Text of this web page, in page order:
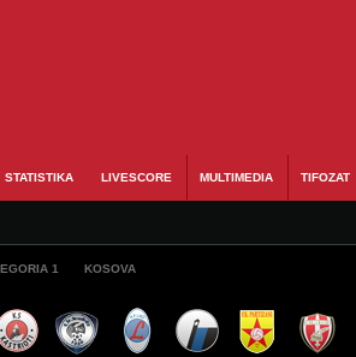
STATISTIKA LIVESCORE MULTIMEDIA TIFOZAT
1 KOSOVA